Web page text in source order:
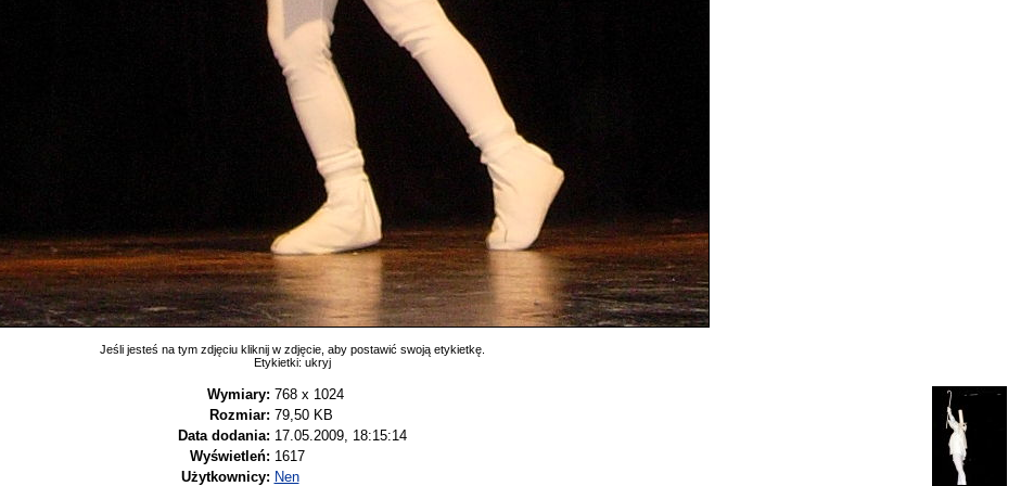
Jeśli jesteś na tym zdjęciu kliknij w zdjęcie, aby postawić swoją etykietkę.
Etykietki: ukryj
Wymiary: 768 x 1024
Rozmiar: 79,50 KB
Data dodania: 17.05.2009, 18:15:14
Wyświetleń: 1617
Użytkownicy: Nen